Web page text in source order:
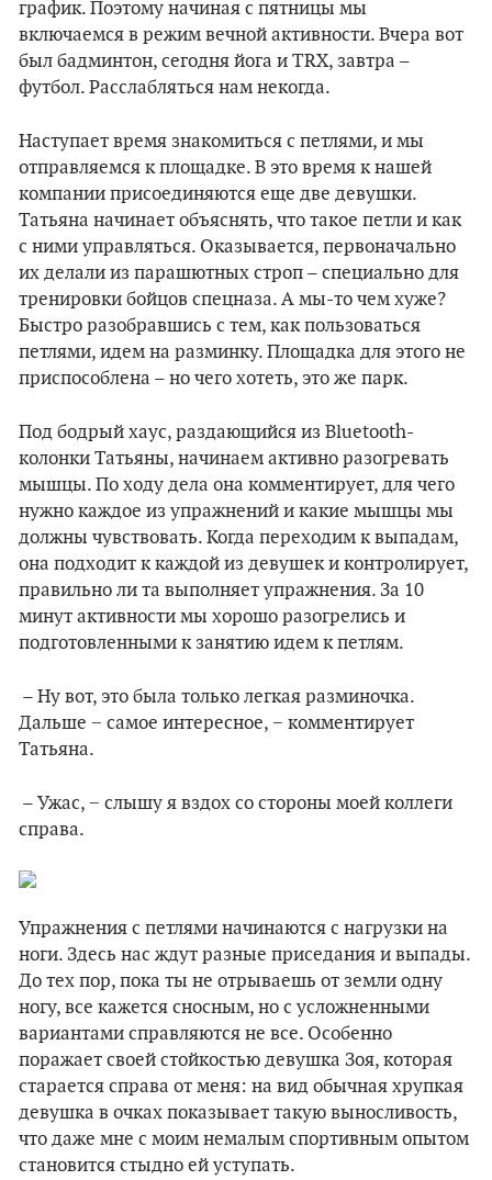
график. Поэтому начиная с пятницы мы
включаемся в режим вечной активности. Вчера вот
был бадминтон, сегодня йога и TRX, завтра –
футбол. Расслабляться нам некогда.
Наступает время знакомиться с петлями, и мы
отправляемся к площадке. В это время к нашей
компании присоединяются еще две девушки.
Татьяна начинает объяснять, что такое петли и как
с ними управляться. Оказывается, первоначально
их делали из парашютных строп – специально для
тренировки бойцов спецназа. А мы-то чем хуже?
Быстро разобравшись с тем, как пользоваться
петлями, идем на разминку. Площадка для этого не
приспособлена – но чего хотеть, это же парк.
Под бодрый хаус, раздающийся из Bluetooth-
колонки Татьяны, начинаем активно разогревать
мышцы. По ходу дела она комментирует, для чего
нужно каждое из упражнений и какие мышцы мы
должны чувствовать. Когда переходим к выпадам,
она подходит к каждой из девушек и контролирует,
правильно ли та выполняет упражнения. За 10
минут активности мы хорошо разогрелись и
подготовленными к занятию идем к петлям.
– Ну вот, это была только легкая разминочка.
Дальше − самое интересное, − комментирует
Татьяна.
– Ужас, − слышу я вздох со стороны моей коллеги
справа.
Упражнения с петлями начинаются с нагрузки на
ноги. Здесь нас ждут разные приседания и выпады.
До тех пор, пока ты не отрываешь от земли одну
ногу, все кажется сносным, но с усложненными
вариантами справляются не все. Особенно
поражает своей стойкостью девушка Зоя, которая
старается справа от меня: на вид обычная хрупкая
девушка в очках показывает такую выносливость,
что даже мне с моим немалым спортивным опытом
становится стыдно ей уступать.